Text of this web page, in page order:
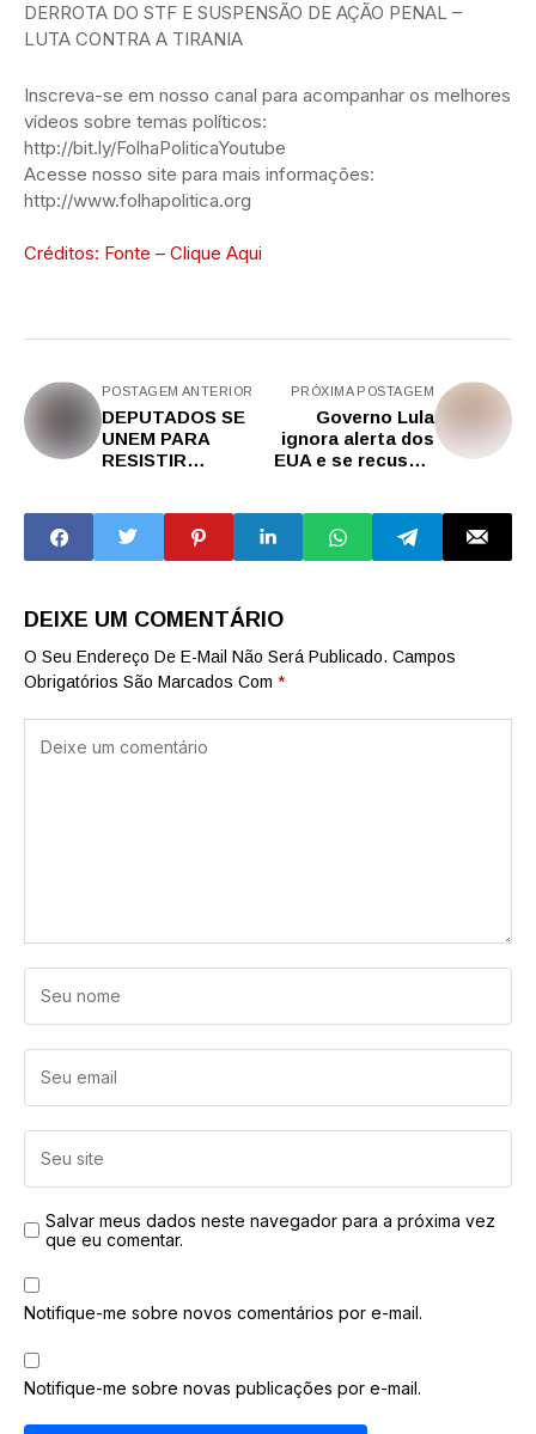
DERROTA DO STF E SUSPENSÃO DE AÇÃO PENAL –
LUTA CONTRA A TIRANIA
Inscreva-se em nosso canal para acompanhar os melhores
vídeos sobre temas políticos:
http://bit.ly/FolhaPoliticaYoutube
Acesse nosso site para mais informações:
http://www.folhapolitica.org
Créditos: Fonte – Clique Aqui
POSTAGEM ANTERIOR
DEPUTADOS SE
UNEM PARA
RESISTIR
SUSPENSÃO DE
AÇÃO NO STF
CONTRA O
PRÓXIMA POSTAGEM
Governo Lula
ignora alerta dos
EUA e se recusa a
Vermelho como
organizações
terroristas
DEIXE UM COMENTÁRIO
O Seu Endereço De E-Mail Não Será Publicado. Campos
Obrigatórios São Marcados Com *
Salvar meus dados neste navegador para a próxima vez
que eu comentar.
Notifique-me sobre novos comentários por e-mail.
Notifique-me sobre novas publicações por e-mail.